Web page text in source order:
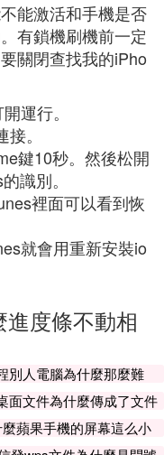
能激活和手機是否
有鎖機刷機前一定
關閉查找我的iPho
運行。
。
鍵10秒。然後松開
識別。
裡面可以看到恢
就會用重新安裝io
度條不動相
別人電腦為什麼那麼難
面文件為什麼傳成了文件
夾
蘋果手機的屏幕這么小